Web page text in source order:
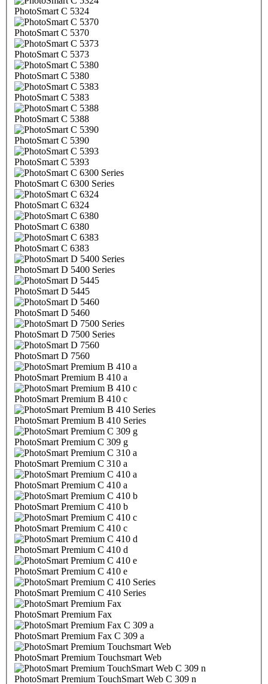
PhotoSmart C 5324
PhotoSmart C 5370
PhotoSmart C 5373
PhotoSmart C 5380
PhotoSmart C 5383
PhotoSmart C 5388
PhotoSmart C 5390
PhotoSmart C 5393
PhotoSmart C 6300 Series
PhotoSmart C 6324
PhotoSmart C 6380
PhotoSmart C 6383
PhotoSmart D 5400 Series
PhotoSmart D 5445
PhotoSmart D 5460
PhotoSmart D 7500 Series
PhotoSmart D 7560
PhotoSmart Premium B 410 a
PhotoSmart Premium B 410 c
PhotoSmart Premium B 410 Series
PhotoSmart Premium C 309 g
PhotoSmart Premium C 310 a
PhotoSmart Premium C 410 a
PhotoSmart Premium C 410 b
PhotoSmart Premium C 410 c
PhotoSmart Premium C 410 d
PhotoSmart Premium C 410 e
PhotoSmart Premium C 410 Series
PhotoSmart Premium Fax
PhotoSmart Premium Fax C 309 a
PhotoSmart Premium Touchsmart Web
PhotoSmart Premium TouchSmart Web C 309 n